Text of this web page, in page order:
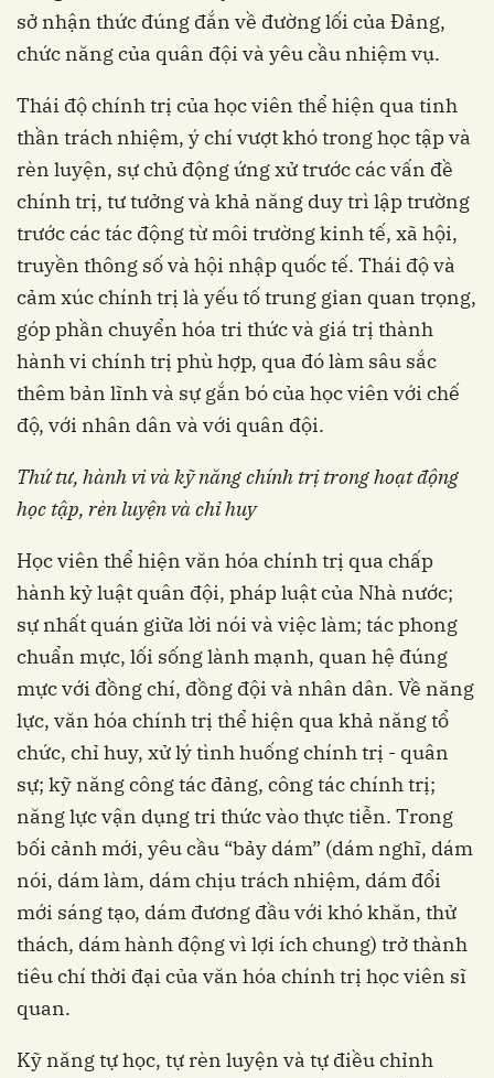
sở nhận thức đúng đắn về đường lối của Đảng,
chức năng của quân đội và yêu cầu nhiệm vụ.
Thái độ chính trị của học viên thể hiện qua tinh
thần trách nhiệm, ý chí vượt khó trong học tập và
rèn luyện, sự chủ động ứng xử trước các vấn đề
chính trị, tư tưởng và khả năng duy trì lập trường
trước các tác động từ môi trường kinh tế, xã hội,
truyền thông số và hội nhập quốc tế. Thái độ và
cảm xúc chính trị là yếu tố trung gian quan trọng,
góp phần chuyển hóa tri thức và giá trị thành
hành vi chính trị phù hợp, qua đó làm sâu sắc
thêm bản lĩnh và sự gắn bó của học viên với chế
độ, với nhân dân và với quân đội.
Thứ tư, hành vi và kỹ năng chính trị trong hoạt động
học tập, rèn luyện và chỉ huy
Học viên thể hiện văn hóa chính trị qua chấp
hành kỷ luật quân đội, pháp luật của Nhà nước;
sự nhất quán giữa lời nói và việc làm; tác phong
chuẩn mực, lối sống lành mạnh, quan hệ đúng
mực với đồng chí, đồng đội và nhân dân. Về năng
lực, văn hóa chính trị thể hiện qua khả năng tổ
chức, chỉ huy, xử lý tình huống chính trị - quân
sự; kỹ năng công tác đảng, công tác chính trị;
năng lực vận dụng tri thức vào thực tiễn. Trong
bối cảnh mới, yêu cầu “bảy dám” (dám nghĩ, dám
nói, dám làm, dám chịu trách nhiệm, dám đổi
mới sáng tạo, dám đương đầu với khó khăn, thử
thách, dám hành động vì lợi ích chung) trở thành
tiêu chí thời đại của văn hóa chính trị học viên sĩ
quan.
Kỹ năng tự học, tự rèn luyện và tự điều chỉnh